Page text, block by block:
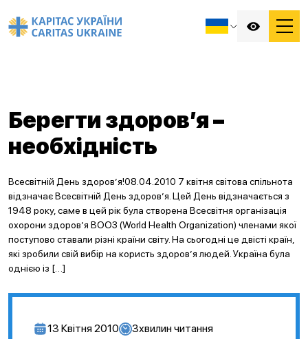
Берегти здоров’я –
необхідність
Всесвітній День здоров’я!08.04.2010 7 квітня світова спільнота
відзначає Всесвітній День здоров’я. Цей День відзначається з
1948 року, саме в цей рік була створена Всесвітня організація
охорони здоров’я ВООЗ (World Health Organization) членами якої
поступово ставали різні країни світу. На сьогодні це двісті країн,
які зробили свій вибір на користь здоров’я людей. Україна була
однією із […]
13 Квітня 2010 3хвилин читання